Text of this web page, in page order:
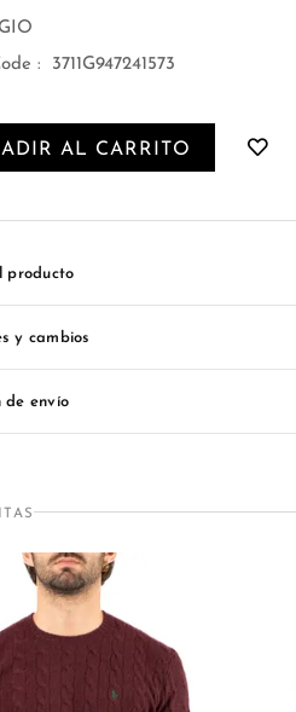
:
3711G947241573
AL CARRITO
producto
y cambios
de envío